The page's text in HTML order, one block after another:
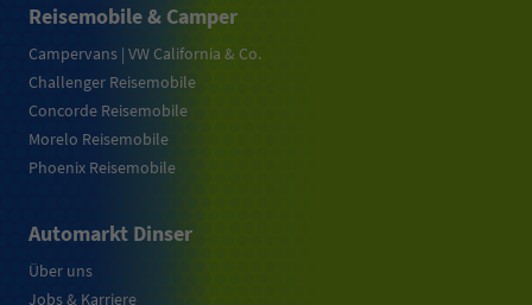
Reisemobile & Camper
Campervans | VW California & Co.
Challenger Reisemobile
Concorde Reisemobile
Morelo Reisemobile
Phoenix Reisemobile
Automarkt Dinser
Über uns
Jobs & Karriere